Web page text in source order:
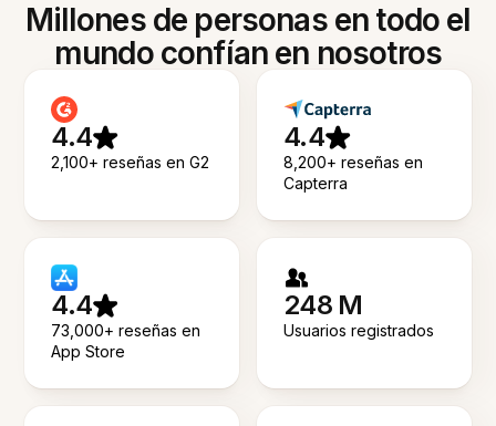
Millones de personas en todo el
mundo confían en nosotros
4.4
2,100+ reseñas en G2
4.4
8,200+ reseñas en
Capterra
4.4
73,000+ reseñas en
App Store
248 M
Usuarios registrados